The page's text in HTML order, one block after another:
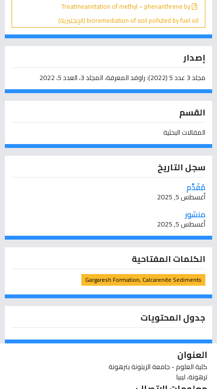
Treatmeanntation of methyl – phenanthrene by
bioremediation of soil polluted by fuel oil (الإنجليزية)
إصدار
مجلد 3 عدد 5 (2022): راوفد المعرفة، المجلد 3، العدد 5، 2022
القسم
المقالات البحثية
سجل التاريخ
مُقَدَّم
أغسطس 5, 2025
منشور
أغسطس 5, 2025
الكلمات المفتاحية
Gargaresh Formation, Calcarenite Sediments
جدول المحتويات
العنوان
كلية العلوم - جامعة الزيتونة بترهونة
ترهونة، ليبيا